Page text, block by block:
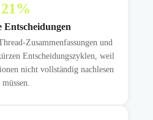
21%
Entscheidungen
Zusammenfassungen und
Entscheidungszyklen, weil
nicht vollständig nachlesen
müssen.